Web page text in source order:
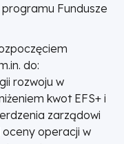
Fundusze
do:
rozwoju w
kwot EFS+ i
zarządowi
operacji w